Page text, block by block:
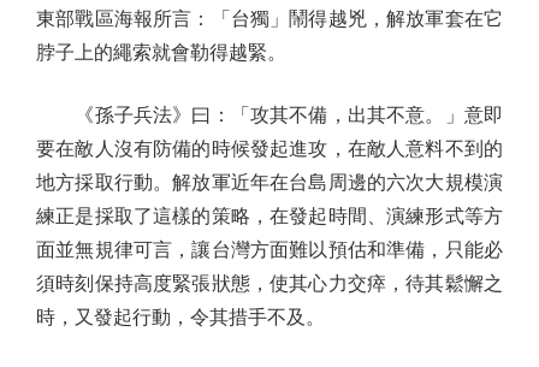
東部戰區海報所言：「台獨」鬧得越兇，解放軍套在它
脖子上的繩索就會勒得越緊。
《孫子兵法》曰：「攻其不備，出其不意。」意即
要在敵人沒有防備的時候發起進攻，在敵人意料不到的
地方採取行動。解放軍近年在台島周邊的六次大規模演
練正是採取了這樣的策略，在發起時間、演練形式等方
面並無規律可言，讓台灣方面難以預估和準備，只能必
須時刻保持高度緊張狀態，使其心力交瘁，待其鬆懈之
時，又發起行動，令其措手不及。